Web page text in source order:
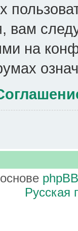
вам
на
phpBB
Русская